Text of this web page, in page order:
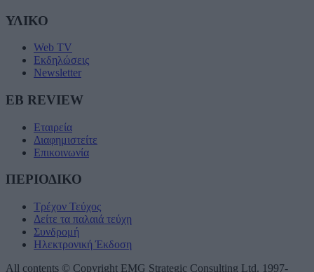
ΥΛΙΚΟ
Web TV
Εκδηλώσεις
Newsletter
EB REVIEW
Εταιρεία
Διαφημιστείτε
Επικοινωνία
ΠΕΡΙΟΔΙΚΟ
Τρέχον Τεύχος
Δείτε τα παλαιά τεύχη
Συνδρομή
Ηλεκτρονική Έκδοση
All contents © Copyright EMG Strategic Consulting Ltd. 1997-